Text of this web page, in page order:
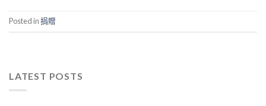
Posted in捐贈
LATEST POSTS